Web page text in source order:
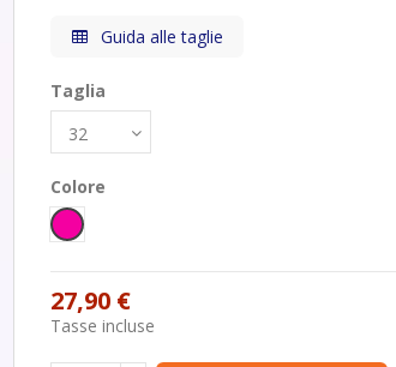
Guida alle taglie
Taglia
Colore
Fucsia
27,90 €
Tasse incluse